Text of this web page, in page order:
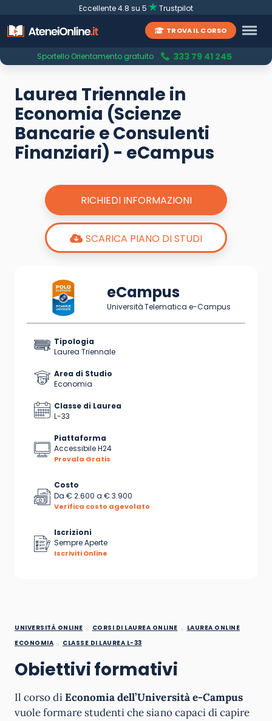
Eccellente 4.8 su 5 Trustpilot
TROVA IL CORSO
Sportello Orientamento gratuito 333 79 41 245
Laurea Triennale in
Economia (Scienze
Bancarie e Consulenti
Finanziari) - eCampus
RICHIEDI INFORMAZIONI
SCARICA PIANO DI STUDI
eCampus
Università Telematica e-Campus
Tipologia
Laurea Triennale
Area di Studio
Economia
Classe di Laurea
L-33
Piattaforma
Accessibile H24
Provala Gratis
Costo
Da € 2.600 a € 3.900
Verifica costo agevolato
Iscrizioni
Sempre Aperte
Iscriviti Online
UNIVERSITÀ ONLINE CORSI DI LAUREA ONLINE
LAUREA ONLINE
ECONOMIA
CLASSE DI LAUREA L-33
Obiettivi formativi
Il corso diEconomia dell’Università e-Campus
vuole formare studenti che siano capaci di capire